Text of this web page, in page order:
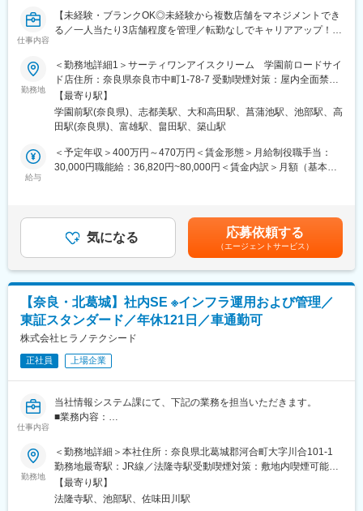
従来の創傷用シートでは動物性タンパク質が使用されており、副
作用のリスクもありましたが、本製品では人工タンパク質の使用
により、高い安全性のもと治療できます。
半月板損傷への治験も行われ、優れた結果が出ている。今後さら
に広く治験が行われることも決まっており、一般提供へ向けたプ
ロジェクトが進んでいる。
■広陵化学工業株式会社について
・徹底した品質／衛生管理：一貫した品質保証体制を確立してお
ります。
を最適な状態で維持管理する体制を整えております。
・最新設備の導入：多様なニーズに高品質／短納期でお応えいた
します。
射出成形をはじめ、インジェクションブロー、ダイレクトブロー
などの成形技術を用いております。
現場のIT、IoT化を進め品質向上に繋げています。
パンデミックなど国際的に需要が急増する際にも安定供給できる
よう努めています。
仕事内容
【未経験・ブランクOK◎未経験から複数店舗をマネジメントでき
る／一人当たり3店舗程度を管理／転勤なしでキャリアアップ！／
＜ポジションの魅力＞
・未経験・ブランクOK！手厚い研修で安心！
・FC店舗だからこそ！大きな裁量権を持ち、地域に密着したお店
作りができる◎
・プライベートも大事に♪自分でシフト調整ができるため、予定に
合わせて調整したり土日休みの調整も可能！
有給休暇とは別に夏季冬季の大型連休も取得◎
サーティワン、ビアード・パパ、久世福商店、麺屋NOROMAなど
の人気飲食・小売FC店舗を展開し、事業拡大中の当社にてSV（エ
リアマネージャー）の業務をお任せします。
・予算や人件費、原価率等の数値管理
・収益向上や販売力強化のための施策立案、実行
・店長の育成
・FC本部との調整
・スタッフ人材の確保、採用
※
・担当店舗を中心に近隣の3～5店舗を担当します。
スキルに合わせて担当店舗数を調整しますので、未経験からチャ
レンジしたい方も安心です。
■教育体制：
入社後3か月間の研修期間を設け、時間をかけて丁寧に業務をお教
えします。
勤務地
＜勤務地詳細1＞サーティワンアイスクリーム 学園前ロードサイ
ド店住所：奈良県奈良市中町1-78-7 受動喫煙対策：屋内全面禁煙
＜勤務地詳細2＞サーティワンアイスクリーム ラスパ西大和店住
所：奈良県北葛城郡上牧町ささゆり台1-1 受動喫煙対策：敷地内
全面禁煙＜勤務地詳細3＞サーティワンアイスクリーム 大和高田
／大和高田駅受動喫煙対策：屋内全面禁煙変更の範囲：会社の定
める事業所
【最寄り駅】
学園前駅(奈良県)、志都美駅、大和高田駅、菖蒲池駅、池部駅、高
田駅(奈良県)、富雄駅、畠田駅、築山駅
給与
＜予定年収＞400万円～470万円＜賃金形態＞月給制役職手当：
30,000円職能給：36,820円~80,000円＜賃金内訳＞月額（基本
364,250円（一律手当を含む）＜昇給有無＞有＜残業手当＞有＜
給与補足＞■昇給あり■賞与年2回賃金はあくまでも目安の金額で
あり、選考を通じて上下する可能性があります。月給(月額)は固定
手当を含めた表記です。
気になる 応募依頼する
（エージェントサービス）
【奈良・北葛城】社内SE ※インフラ運用および管理／
東証スタンダード／年休121日／車通勤可
株式会社ヒラノテクシード
正社員 上場企業
仕事内容
当社情報システム課にて、下記の業務を担当いただきます。
■業務内容：
・システム入替等のプロジェクト管理(要件定義やベンダーとの折
衝。構築はベンダーが対応)
・社内ユーザーの要望を基にしたシステムの改善提案・再構築
■キャリアパス：
勤務地
＜勤務地詳細＞本社住所：奈良県北葛城郡河合町大字川合101-1
勤務地最寄駅：JR線／法隆寺駅受動喫煙対策：敷地内喫煙可能場
所あり
【最寄り駅】
法隆寺駅、池部駅、佐味田川駅